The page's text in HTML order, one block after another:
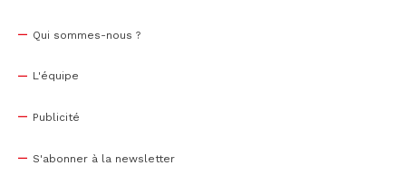
Qui sommes-nous ?
L'équipe
Publicité
S'abonner à la newsletter